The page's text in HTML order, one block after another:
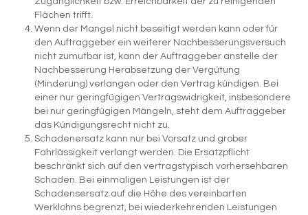
Flächen trifft.
Wenn der Mangel nicht beseitigt werden kann oder für
den Auftraggeber ein weiterer Nachbesserungsversuch
nicht zumutbar ist, kann der Auftraggeber anstelle der
Nachbesserung Herabsetzung der Vergütung
(Minderung) verlangen oder den Vertrag kündigen. Bei
einer nur geringfügigen Vertragswidrigkeit, insbesondere
bei nur geringfügigen Mängeln, steht dem Auftraggeber
das Kündigungsrecht nicht zu.
Schadenersatz kann nur bei Vorsatz und grober
Fahrlässigkeit verlangt werden. Die Ersatzpflicht
beschränkt sich auf den vertragstypisch vorhersehbaren
Schaden. Bei einmaligen Leistungen ist der
Schadensersatz auf die Höhe des vereinbarten
Werklohns begrenzt, bei wiederkehrenden Leistungen